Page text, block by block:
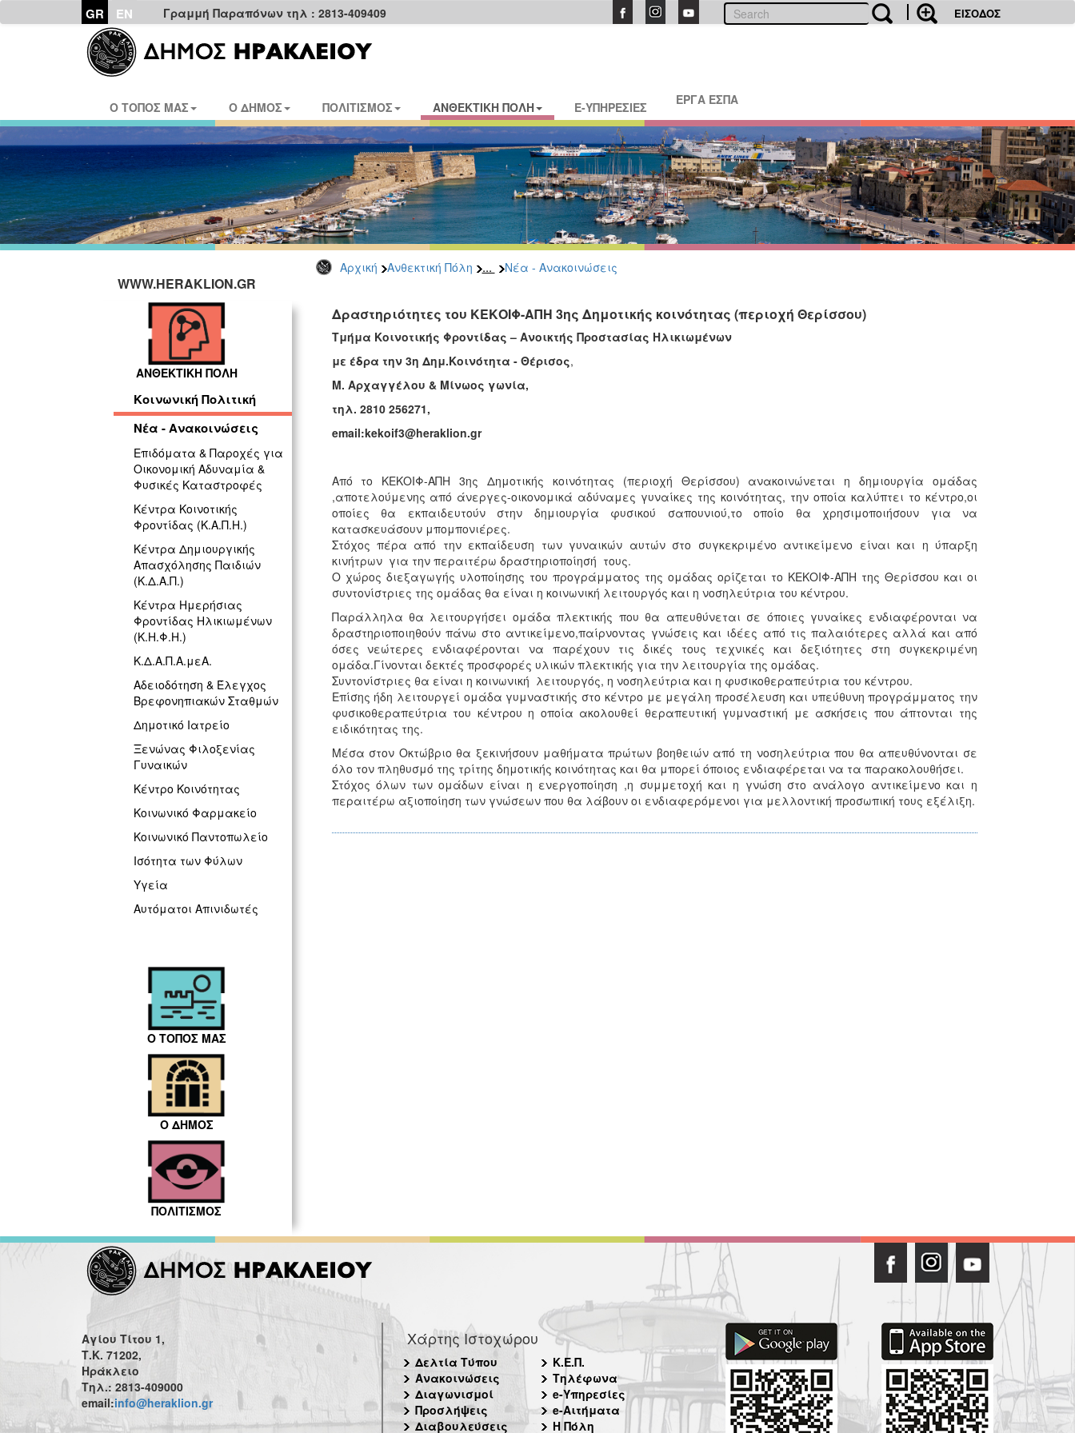
GR EN Γραμμή Παραπόνων τηλ : 2813-409409 ΕΙΣΟΔΟΣ
Ο ΤΟΠΟΣ ΜΑΣ Ο ΔΗΜΟΣ ΠΟΛΙΤΙΣΜΟΣ ΑΝΘΕΚΤΙΚΗ ΠΟΛΗ E-ΥΠΗΡΕΣΙΕΣ ΕΡΓΑ ΕΣΠΑ
Αρχική Ανθεκτική Πόλη ... Νέα - Ανακοινώσεις
WWW.HERAKLION.GR
ΑΝΘΕΚΤΙΚΗ ΠΟΛΗ
Κοινωνική Πολιτική
Νέα - Ανακοινώσεις
Επιδόματα & Παροχές για
Οικονομική Αδυναμία &
Φυσικές Καταστροφές
Κέντρα Κοινοτικής
Φροντίδας (Κ.Α.Π.Η.)
Κέντρα Δημιουργικής
Απασχόλησης Παιδιών
(Κ.Δ.Α.Π.)
Κέντρα Ημερήσιας
Φροντίδας Ηλικιωμένων
(Κ.Η.Φ.Η.)
Κ.Δ.Α.Π.Α.μεΑ.
Αδειοδότηση & Έλεγχος
Βρεφονηπιακών Σταθμών
Δημοτικό Ιατρείο
Ξενώνας Φιλοξενίας
Γυναικών
Κέντρο Κοινότητας
Κοινωνικό Φαρμακείο
Κοινωνικό Παντοπωλείο
Ισότητα των Φύλων
Υγεία
Αυτόματοι Απινιδωτές
Ο ΤΟΠΟΣ ΜΑΣ
Ο ΔΗΜΟΣ
ΠΟΛΙΤΙΣΜΟΣ
Δραστηριότητες του ΚΕΚΟΙΦ-ΑΠΗ 3ης Δημοτικής κοινότητας (περιοχή Θερίσσου)
Τμήμα Κοινοτικής Φροντίδας – Ανοικτής Προστασίας Ηλικιωμένων
με έδρα την 3η Δημ.Κοινότητα - Θέρισος,
Μ. Αρχαγγέλου & Μίνωος γωνία,
τηλ. 2810 256271,
email:kekoif3@heraklion.gr
Από το ΚΕΚΟΙΦ-ΑΠΗ 3ης Δημοτικής κοινότητας (περιοχή Θερίσσου) ανακοινώνεται η δημιουργία ομάδας
,αποτελούμενης από άνεργες-οικονομικά αδύναμες γυναίκες της κοινότητας, την οποία καλύπτει το κέντρο,οι
οποίες θα εκπαιδευτούν στην δημιουργία φυσικού σαπουνιού,το οποίο θα χρησιμοποιήσουν για να
κατασκευάσουν μπομπονιέρες.
Στόχος πέρα από την εκπαίδευση των γυναικών αυτών στο συγκεκριμένο αντικείμενο είναι και η ύπαρξη
κινήτρων για την περαιτέρω δραστηριοποίησή τους.
Ο χώρος διεξαγωγής υλοποίησης του προγράμματος της ομάδας ορίζεται το ΚΕΚΟΙΦ-ΑΠΗ της Θερίσσου και οι
συντονίστριες της ομάδας θα είναι η κοινωνική λειτουργός και η νοσηλεύτρια του κέντρου.
Παράλληλα θα λειτουργήσει ομάδα πλεκτικής που θα απευθύνεται σε όποιες γυναίκες ενδιαφέρονται να
δραστηριοποιηθούν πάνω στο αντικείμενο,παίρνοντας γνώσεις και ιδέες από τις παλαιότερες αλλά και από
όσες νεώτερες ενδιαφέρονται να παρέχουν τις δικές τους τεχνικές και δεξιότητες στη συγκεκριμένη
ομάδα.Γίνονται δεκτές προσφορές υλικών πλεκτικής για την λειτουργία της ομάδας.
Συντονίστριες θα είναι η κοινωνική λειτουργός, η νοσηλεύτρια και η φυσικοθεραπεύτρια του κέντρου.
Επίσης ήδη λειτουργεί ομάδα γυμναστικής στο κέντρο με μεγάλη προσέλευση και υπεύθυνη προγράμματος την
φυσικοθεραπεύτρια του κέντρου η οποία ακολουθεί θεραπευτική γυμναστική με ασκήσεις που άπτονται της
ειδικότητας της.
Μέσα στον Οκτώβριο θα ξεκινήσουν μαθήματα πρώτων βοηθειών από τη νοσηλεύτρια που θα απευθύνονται σε
όλο τον πληθυσμό της τρίτης δημοτικής κοινότητας και θα μπορεί όποιος ενδιαφέρεται να τα παρακολουθήσει.
Στόχος όλων των ομάδων είναι η ενεργοποίηση ,η συμμετοχή και η γνώση στο ανάλογο αντικείμενο και η
περαιτέρω αξιοποίηση των γνώσεων που θα λάβουν οι ενδιαφερόμενοι για μελλοντική προσωπική τους εξέλιξη.
Αγίου Τίτου 1,
Τ.Κ. 71202,
Ηράκλειο
Τηλ.: 2813-409000
email:info@heraklion.gr
Χάρτης Ιστοχώρου
Δελτία Τύπου
Ανακοινώσεις
Διαγωνισμοί
Προσλήψεις
Διαβουλεύσεις
Κ.Ε.Π.
Τηλέφωνα
e-Υπηρεσίες
e-Αιτήματα
Η Πόλη